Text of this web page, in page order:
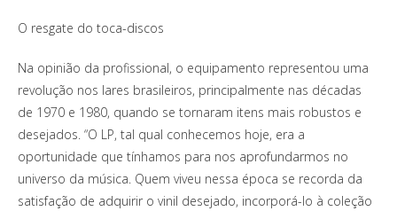
O resgate do toca-discos
Na opinião da profissional, o equipamento representou uma
revolução nos lares brasileiros, principalmente nas décadas
de 1970 e 1980, quando se tornaram itens mais robustos e
desejados. “O LP, tal qual conhecemos hoje, era a
oportunidade que tínhamos para nos aprofundarmos no
universo da música. Quem viveu nessa época se recorda da
satisfação de adquirir o vinil desejado, incorporá-lo à coleção